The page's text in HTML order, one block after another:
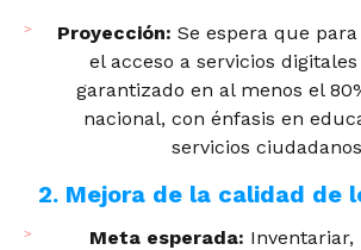
Proyección: Se espera que
el acceso a servicios
garantizado en al menos el
nacional, con énfasis en
servicios
2. Mejora de la calidad de
Meta esperada: